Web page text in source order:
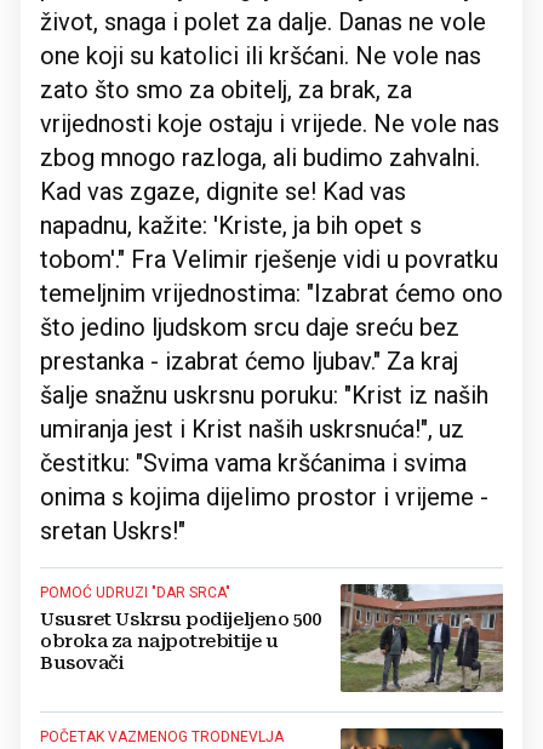
život, snaga i polet za dalje. Danas ne vole
one koji su katolici ili kršćani. Ne vole nas
zato što smo za obitelj, za brak, za
vrijednosti koje ostaju i vrijede. Ne vole nas
zbog mnogo razloga, ali budimo zahvalni.
Kad vas zgaze, dignite se! Kad vas
napadnu, kažite: 'Kriste, ja bih opet s
tobom'." Fra Velimir rješenje vidi u povratku
temeljnim vrijednostima: "Izabrat ćemo ono
što jedino ljudskom srcu daje sreću bez
prestanka - izabrat ćemo ljubav." Za kraj
šalje snažnu uskrsnu poruku: "Krist iz naših
umiranja jest i Krist naših uskrsnuća!", uz
čestitku: "Svima vama kršćanima i svima
onima s kojima dijelimo prostor i vrijeme -
sretan Uskrs!"
POMOĆ UDRUZI "DAR SRCA"
Ususret Uskrsu podijeljeno 500
obroka za najpotrebitije u
Busovači
POČETAK VAZMENOG TRODNEVLJA